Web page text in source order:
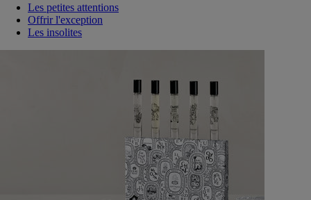
Les petites attentions
Offrir l'exception
Les insolites